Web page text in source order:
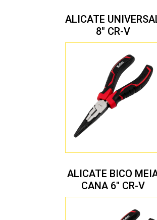
ALICATE
8″ CR-V
ALICATE BICO
CANA 6″ CR-V